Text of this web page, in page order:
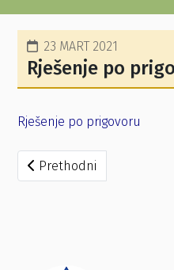
23 MART 2021
Rješenje po
Rješenje po prigovoru
Prethodni članak:
Prethodni